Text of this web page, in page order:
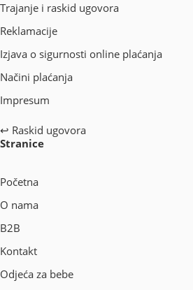
Trajanje i raskid ugovora
Reklamacije
Izjava o sigurnosti online plaćanja
Načini plaćanja
Impresum
↩ Raskid ugovora
Stranice
Početna
O nama
B2B
Kontakt
Odjeća za bebe